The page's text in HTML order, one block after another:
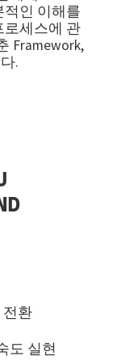
적인 이해를
로세스에 관
Framework,
.
전환
도 실현